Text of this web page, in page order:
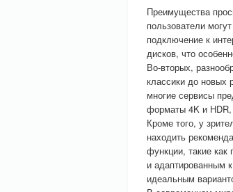
Преимущества
пользователи
подключение к
дисков, что
Во-вторых,
классики до новых
многие сервисы
форматы 4K и HDR,
Кроме того, у
находить
функции, такие
и адаптированным
идеальным